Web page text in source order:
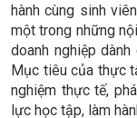
hành cùng sinh
một trong những
doanh nghiệp
Mục tiêu của thực
nghiệm thực tế,
lực học tập, làm